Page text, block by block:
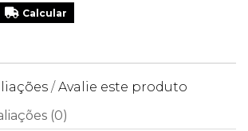
/Avalie este produto
(0)